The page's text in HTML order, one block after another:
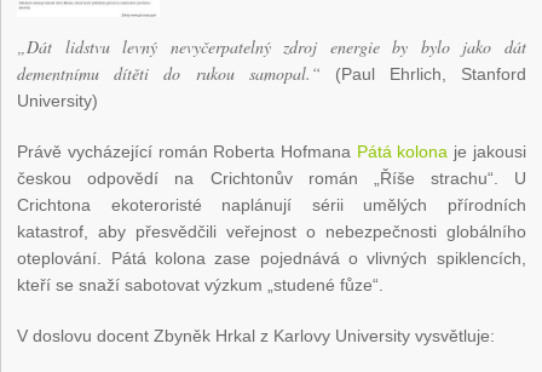
„Dát lidstvu levný nevyčerpatelný zdroj energie by bylo jako dát
dementnímu dítěti do rukou samopal.“ (Paul Ehrlich, Stanford
University)
Právě vycházející román Roberta Hofmana Pátá kolona je jakousi
českou odpovědí na Crichtonův román „Říše strachu“. U
Crichtona ekoteroristé naplánují sérii umělých přírodních
katastrof, aby přesvědčili veřejnost o nebezpečnosti globálního
oteplování. Pátá kolona zase pojednává o vlivných spiklencích,
kteří se snaží sabotovat výzkum „studené fůze“.
V doslovu docent Zbyněk Hrkal z Karlovy University vysvětluje: